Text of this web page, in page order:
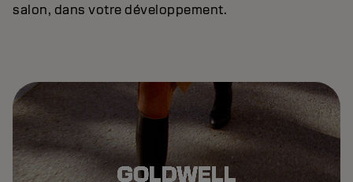
salon, dans votre développement.